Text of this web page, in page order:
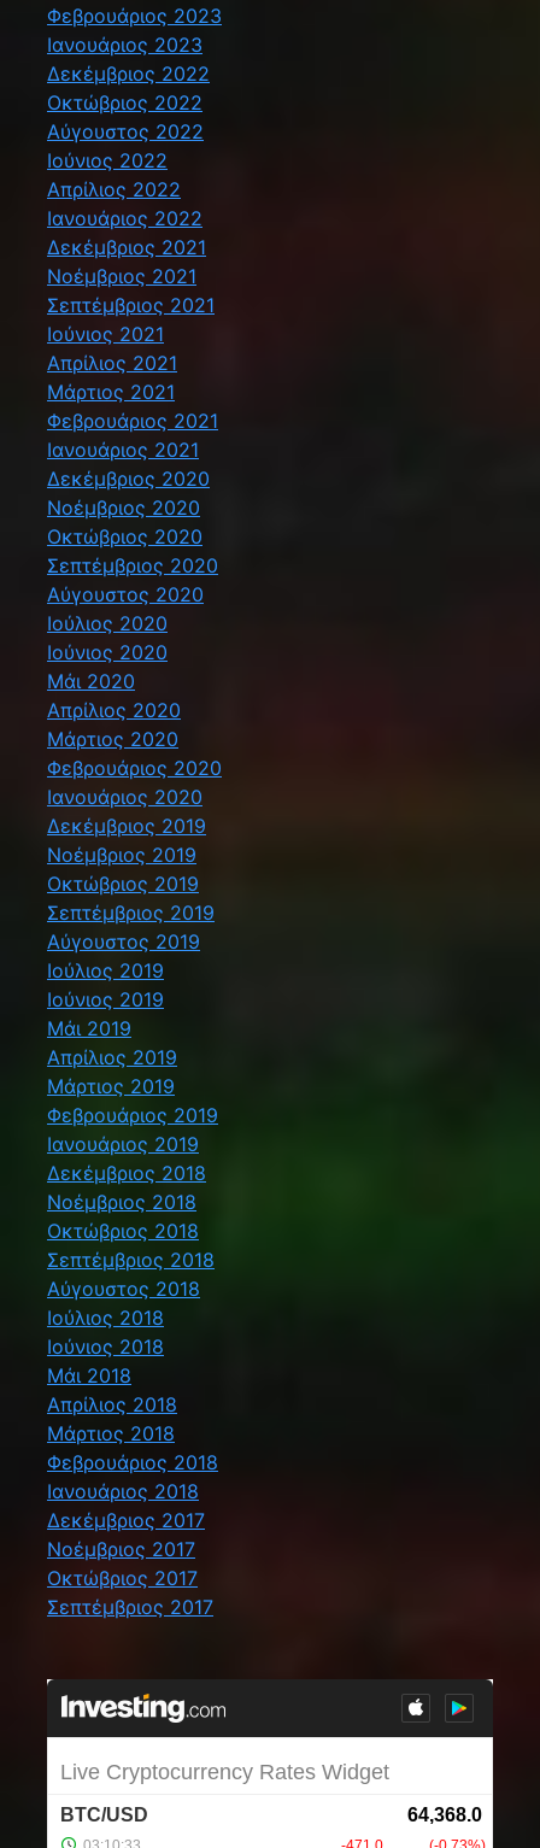
Φεβρουάριος 2023
Ιανουάριος 2023
Δεκέμβριος 2022
Οκτώβριος 2022
Αύγουστος 2022
Ιούνιος 2022
Απρίλιος 2022
Ιανουάριος 2022
Δεκέμβριος 2021
Νοέμβριος 2021
Σεπτέμβριος 2021
Ιούνιος 2021
Απρίλιος 2021
Μάρτιος 2021
Φεβρουάριος 2021
Ιανουάριος 2021
Δεκέμβριος 2020
Νοέμβριος 2020
Οκτώβριος 2020
Σεπτέμβριος 2020
Αύγουστος 2020
Ιούλιος 2020
Ιούνιος 2020
Μάι 2020
Απρίλιος 2020
Μάρτιος 2020
Φεβρουάριος 2020
Ιανουάριος 2020
Δεκέμβριος 2019
Νοέμβριος 2019
Οκτώβριος 2019
Σεπτέμβριος 2019
Αύγουστος 2019
Ιούλιος 2019
Ιούνιος 2019
Μάι 2019
Απρίλιος 2019
Μάρτιος 2019
Φεβρουάριος 2019
Ιανουάριος 2019
Δεκέμβριος 2018
Νοέμβριος 2018
Οκτώβριος 2018
Σεπτέμβριος 2018
Αύγουστος 2018
Ιούλιος 2018
Ιούνιος 2018
Μάι 2018
Απρίλιος 2018
Μάρτιος 2018
Φεβρουάριος 2018
Ιανουάριος 2018
Δεκέμβριος 2017
Νοέμβριος 2017
Οκτώβριος 2017
Σεπτέμβριος 2017